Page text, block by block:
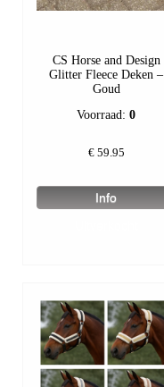
CS Horse and Design
Glitter Fleece Deken –
Goud
Voorraad:0
€ 59.95